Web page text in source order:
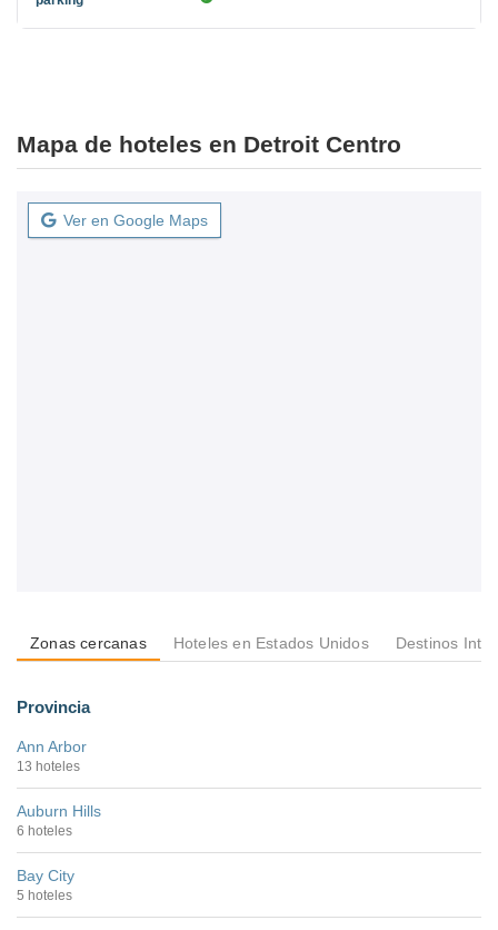
Mapa de hoteles en Detroit Centro
Ver en Google Maps
Zonas cercanas Hoteles en Estados Unidos Destinos
Provincia
Ann Arbor
13 hoteles
Auburn Hills
6 hoteles
Bay City
5 hoteles